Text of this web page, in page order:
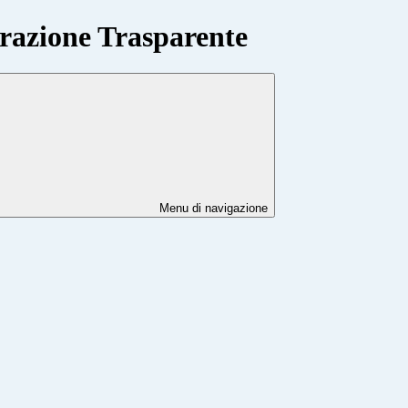
Trasparente
Menu di navigazione